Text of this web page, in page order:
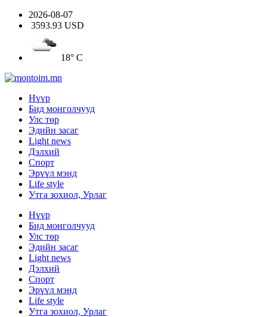
2026-08-07
3593.93 USD
18° C
Нүүр
Бид монголчууд
Улс төр
Эдийн засаг
Light news
Дэлхий
Спорт
Эрүүл мэнд
Life style
Утга зохиол, Урлаг
Нүүр
Бид монголчууд
Улс төр
Эдийн засаг
Light news
Дэлхий
Спорт
Эрүүл мэнд
Life style
Утга зохиол, Урлаг